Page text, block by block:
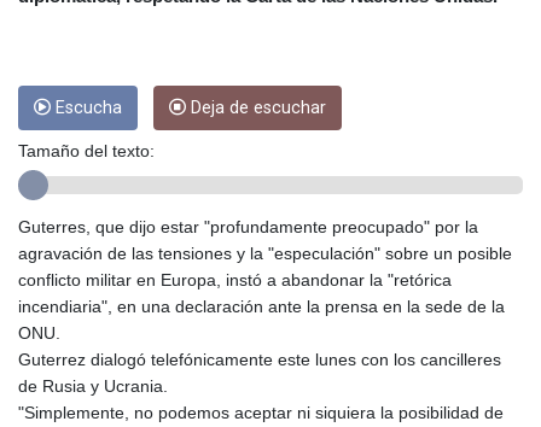
ERN 15
ETB 160.923669
EUR 0.86495
FJD 2.20855
FKP 0.740916
GBP 0.741235
GGP 0.740916
GIP 0.740916
Escucha Deja de escuchar
Tamaño del texto:
Guterres, que dijo estar "profundamente preocupado" por la
agravación de las tensiones y la "especulación" sobre un posible
conflicto militar en Europa, instó a abandonar la "retórica
incendiaria", en una declaración ante la prensa en la sede de la
ONU.
Guterrez dialogó telefónicamente este lunes con los cancilleres
de Rusia y Ucrania.
"Simplemente, no podemos aceptar ni siquiera la posibilidad de